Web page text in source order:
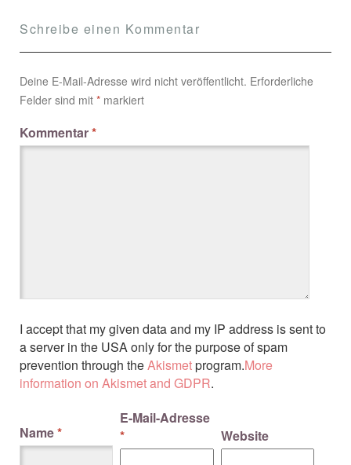
Schreibe einen Kommentar
Deine E-Mail-Adresse wird nicht veröffentlicht. Erforderliche
Felder sind mit * markiert
Kommentar*
I accept that my given data and my IP address is sent to
a server in the USA only for the purpose of spam
prevention through theAkismetprogram.More
information on Akismet and GDPR.
Name*
E-Mail-Adresse
*
Website